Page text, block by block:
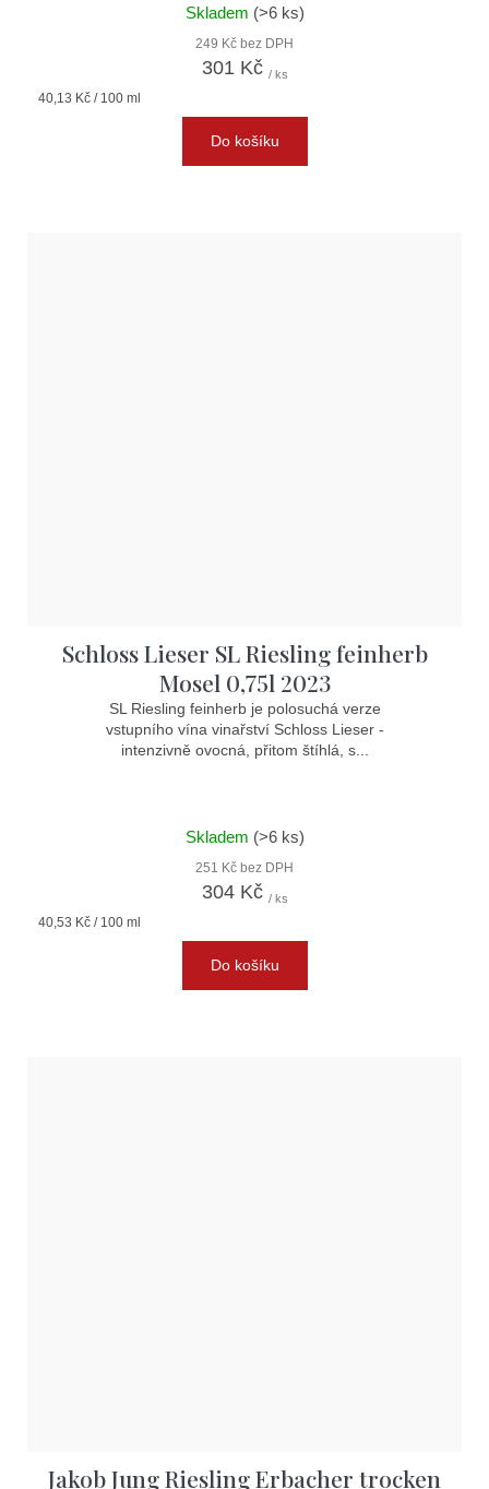
Skladem (>6 ks)
249 Kč bez DPH
301 Kč / ks
Měrná
40,13 Kč / 100 ml
Do košíku
Schloss Lieser SL Riesling feinherb
Mosel 0,75l 2023
SL Riesling feinherb je polosuchá verze
vstupního vína vinařství Schloss Lieser -
intenzivně ovocná, přitom štíhlá, s...
Skladem (>6 ks)
251 Kč bez DPH
304 Kč / ks
Měrná
40,53 Kč / 100 ml
Do košíku
Jakob Jung Riesling Erbacher trocken